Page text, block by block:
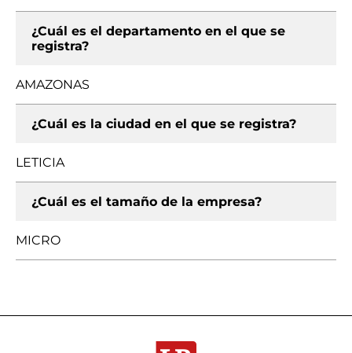
¿Cuál es el departamento en el que se
registra?
AMAZONAS
¿Cuál es la ciudad en el que se registra?
LETICIA
¿Cuál es el tamaño de la empresa?
MICRO